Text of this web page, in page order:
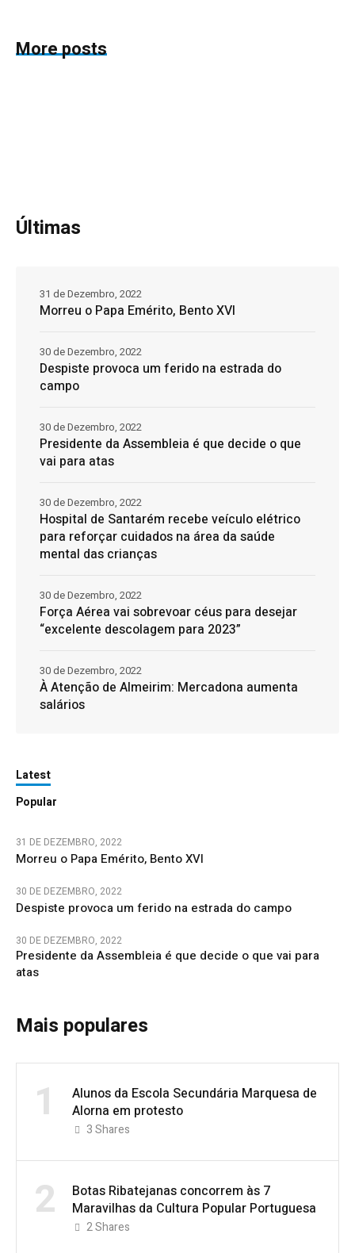
More posts
Últimas
Morreu o Papa Emérito, Bento XVI
31 de Dezembro, 2022
Despiste provoca um ferido na estrada do
campo
30 de Dezembro, 2022
Presidente da Assembleia é que decide o que
vai para atas
30 de Dezembro, 2022
Hospital de Santarém recebe veículo elétrico
para reforçar cuidados na área da saúde
mental das crianças
30 de Dezembro, 2022
Força Aérea vai sobrevoar céus para desejar
“excelente descolagem para 2023”
30 de Dezembro, 2022
À Atenção de Almeirim: Mercadona aumenta
salários
30 de Dezembro, 2022
Latest
Popular
31 DE DEZEMBRO, 2022
Morreu o Papa Emérito, Bento XVI
30 DE DEZEMBRO, 2022
Despiste provoca um ferido na estrada do campo
30 DE DEZEMBRO, 2022
Presidente da Assembleia é que decide o que vai para
atas
Mais populares
1
Alunos da Escola Secundária Marquesa de
Alorna em protesto
3Shares
2
Botas Ribatejanas concorrem às 7
Maravilhas da Cultura Popular Portuguesa
2Shares